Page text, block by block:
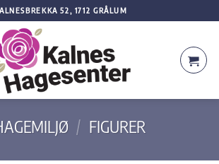
52, 1712 GRÅLUM
/ FIGURER